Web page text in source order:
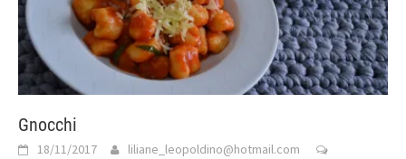
Gnocchi
18/11/2017 liliane_leopoldino@hotmail.com